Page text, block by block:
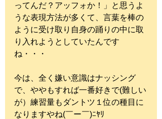
ってんだ？アッフォか！」と思うよ
うな表現方法が多くて、言葉を棒の
ように受け取り自身の踊りの中に取
り入れようとしていたんです
ね・・・
今は、全く嫌い意識はナッシング
で、ややもすれば一番好きで(難しい
が）練習量もダントツ１位の種目に
なりますやね(￣ー￣)ﾆﾔﾘ